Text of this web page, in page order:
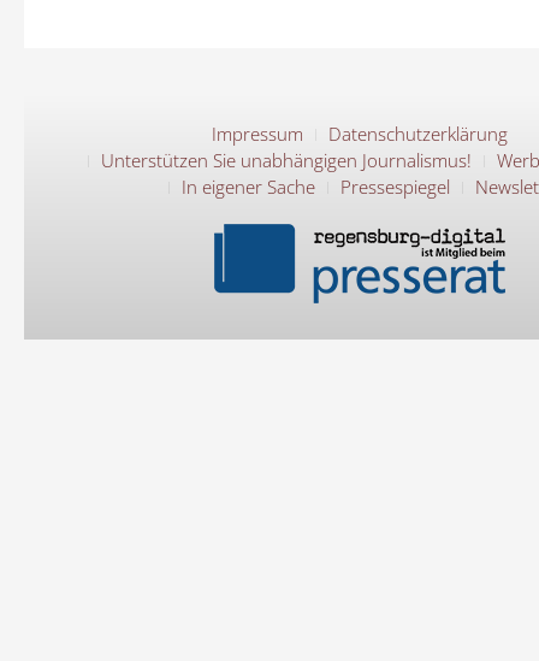
Impressum
Datenschutzerklärung
Unterstützen Sie unabhängigen Journalismus!
In eigener Sache
Pressespiegel